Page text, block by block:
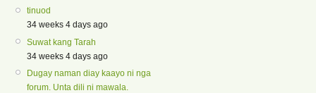
tinuod
34 weeks 4 days ago
Suwat kang Tarah
34 weeks 4 days ago
Dugay naman diay kaayo ni nga
forum. Unta dili ni mawala.